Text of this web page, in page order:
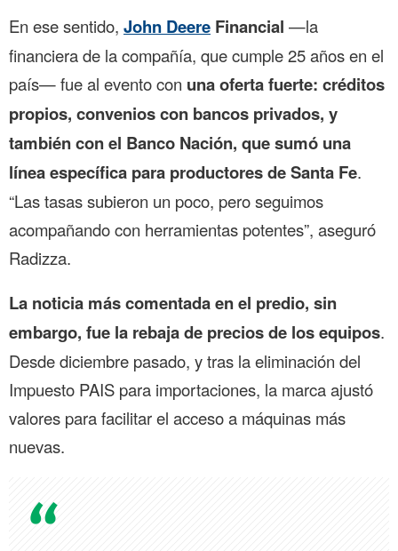
En ese sentido, John Deere Financial —la
financiera de la compañía, que cumple 25 años en el
país— fue al evento con una oferta fuerte: créditos
propios, convenios con bancos privados, y
también con el Banco Nación, que sumó una
línea específica para productores de Santa Fe.
“Las tasas subieron un poco, pero seguimos
acompañando con herramientas potentes”, aseguró
Radizza.
La noticia más comentada en el predio, sin
embargo, fue la rebaja de precios de los equipos.
Desde diciembre pasado, y tras la eliminación del
Impuesto PAIS para importaciones, la marca ajustó
valores para facilitar el acceso a máquinas más
nuevas.